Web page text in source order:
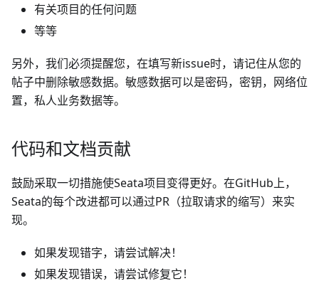
有关项目的任何问题
等等
另外，我们必须提醒您，在填写新issue时，请记住从您的
帖子中删除敏感数据。敏感数据可以是密码，密钥，网络位
置，私人业务数据等。
代码和文档贡献
鼓励采取一切措施使Seata项目变得更好。在GitHub上，
Seata的每个改进都可以通过PR（拉取请求的缩写）来实
现。
如果发现错字，请尝试解决！
如果发现错误，请尝试修复它！